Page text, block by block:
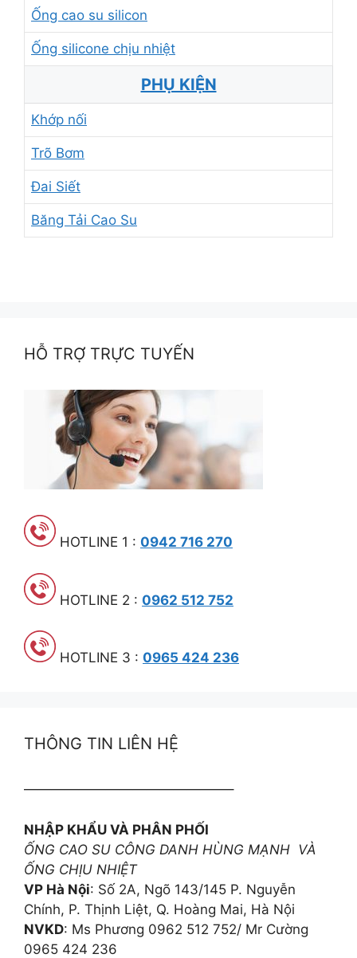
Ống cao su silicon
Ống silicone chịu nhiệt
PHỤ KIỆN
Khớp nối
Trõ Bơm
Đai Siết
Băng Tải Cao Su
HỖ TRỢ TRỰC TUYẾN
HOTLINE 1 : 0942 716 270
HOTLINE 2 : 0962 512 752
HOTLINE 3 : 0965 424 236
THÔNG TIN LIÊN HỆ
———————————————–
NHẬP KHẨU VÀ PHÂN PHỐI
ỐNG CAO SU CÔNG DANH HÙNG MẠNH VÀ
ỐNG CHỊU NHIỆT
VP Hà Nội: Số 2A, Ngõ 143/145 P. Nguyễn
Chính, P. Thịnh Liệt, Q. Hoàng Mai, Hà Nội
NVKD: Ms Phương 0962 512 752/ Mr Cường
0965 424 236